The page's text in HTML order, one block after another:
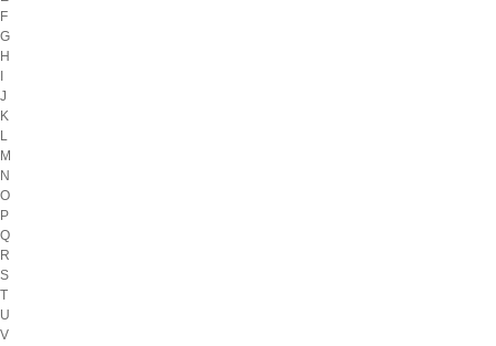
F
G
H
J
K
L
M
N
O
P
Q
R
S
T
U
V